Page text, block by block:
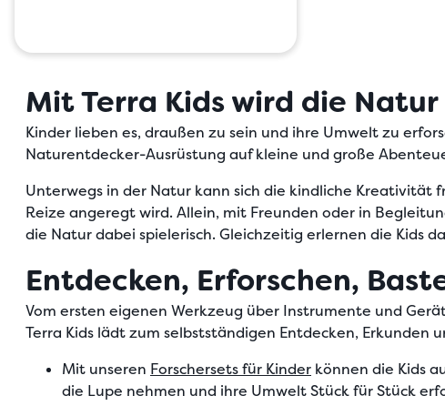
Mit Terra Kids wird die
Kinder lieben es, draußen zu sein und ihre Umwelt zu
Naturentdecker-Ausrüstung auf kleine und große
Unterwegs in der Natur kann sich die kindliche
Reize angeregt wird. Allein, mit Freunden oder in
die Natur dabei spielerisch. Gleichzeitig erlernen die Kids
Entdecken, Erforschen,
Vom ersten eigenen Werkzeug über Instrumente und
Terra Kids lädt zum selbstständigen Entdecken, Erkunden
Mit unseren Forschersets für Kinder können die Kids
die Lupe nehmen und ihre Umwelt Stück für Stück